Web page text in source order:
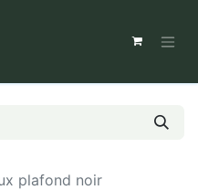
plafond noir